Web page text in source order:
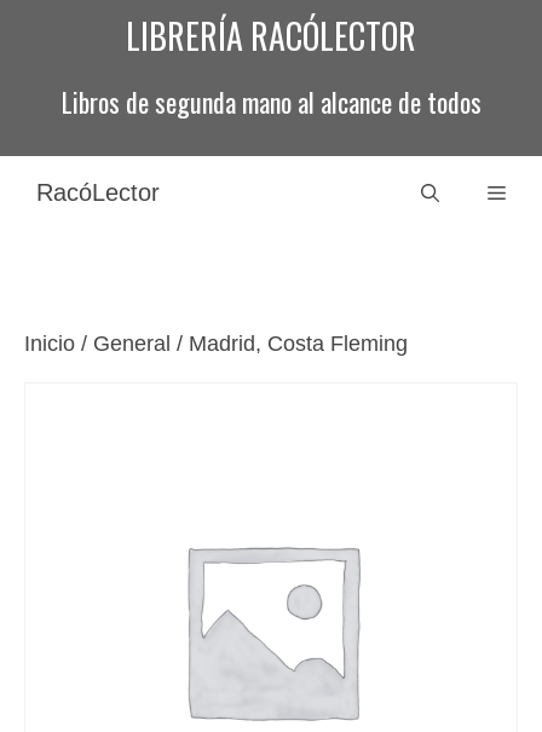
LIBRERÍA RACÓLECTOR
Libros de segunda mano al alcance de todos
RacóLector
Inicio / General / Madrid, Costa Fleming